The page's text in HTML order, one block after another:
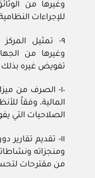
وغيرها من
للإجراءات
٩- تمثيل المركز
وغيرها من
تفويض غيره
١٠- الصرف من
المالية، وفقاً
الصلاحيات التي
١١- تقديم
ومنجزاته
من مقترحات